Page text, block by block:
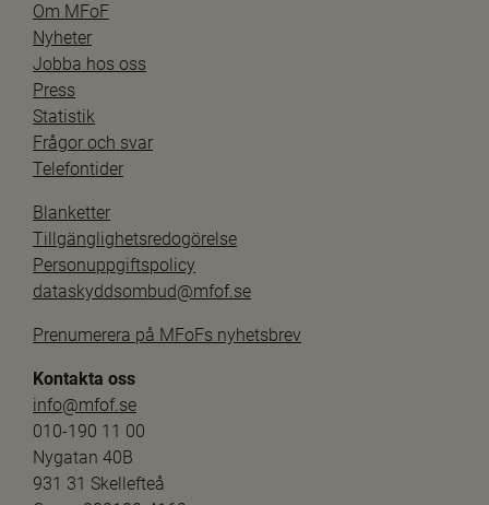
Om MFoF
Nyheter
Jobba hos oss
Press
Statistik
Frågor och svar
Telefontider
Blanketter
Tillgänglighetsredogörelse
Personuppgiftspolicy
dataskyddsombud@mfof.se
Prenumerera på MFoFs nyhetsbrev
Kontakta oss
info@mfof.se
010-190 11 00
Nygatan 40B
931 31 Skellefteå